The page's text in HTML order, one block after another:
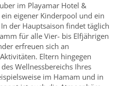
im Playamar Hotel &
eigener Kinderpool und ein
der Hauptsaison findet täglich
für alle Vier- bis Elfjährigen
erfreuen sich an
Eltern hingegen
Wellnessbereichs Ihres
im Hamam und in